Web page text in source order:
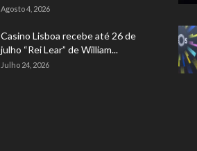
Agosto 4, 2026
Casino Lisboa recebe até 26 de
julho “Rei Lear” de William...
Julho 24, 2026